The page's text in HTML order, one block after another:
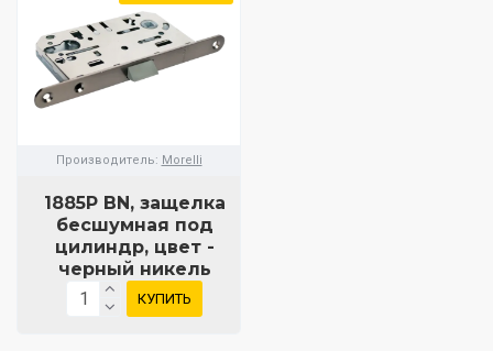
Производитель: Morelli
1885P BN, защелка
бесшумная под
цилиндр, цвет -
черный никель
КУПИТЬ